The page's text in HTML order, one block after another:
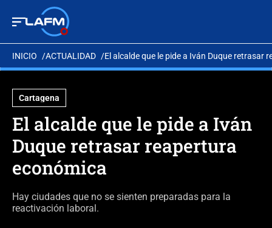
INICIO ACTUALIDAD El alcalde que le pide a Iván Duque retrasar
Cartagena
El alcalde que le pide a Iván
Duque retrasar reapertura
económica
Hay ciudades que no se sienten preparadas para la
reactivación laboral.